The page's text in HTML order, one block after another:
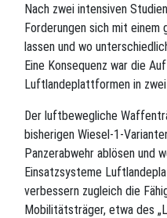
Nach zwei intensiven
Forderungen sich mit einem
lassen und wo
Eine Konsequenz war die
Luftlandeplattformen in
Der luftbewegliche
bisherigen Wiesel-1-
Panzerabwehr ablösen und
Einsatzsysteme
verbessern zugleich die
Mobilitätsträger, etwa des